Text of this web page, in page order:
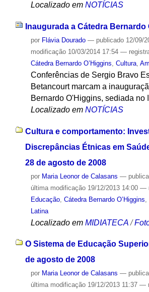
Localizado em NOTÍCIAS
Inaugurada a Cátedra
por Flávia Dourado — publicado12/09/
modificação10/03/2014 17:54 —
Cátedra Bernardo O’Higgins Cultura,
Conferências de Sergio Bravo
Betancourt marcam a
Bernardo O'Higgins, sediada no
Localizado em NOTÍCIAS
Cultura e comportamento:
Discrepâncias Étnicas em
28 de agosto de 2008
por Maria Leonor de Calasans —
última modificação19/12/2013 14:00 —
Educação, Cátedra Bernardo O’Higgins
Latina
Localizado em MIDIATECA /
O Sistema de Educação
de agosto de 2008
por Maria Leonor de Calasans —
última modificação19/12/2013 11:37 —